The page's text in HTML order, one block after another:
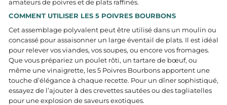
amateurs de poivres et de plats raffinés.
COMMENT UTILISER LES 5 POIVRES BOURBONS
Cet assemblage polyvalent peut être utilisé dans un moulin ou
concassé pour assaisonner un large éventail de plats. Il est idéal
pour relever vos viandes, vos soupes, ou encore vos fromages.
Que vous prépariez un poulet rôti, un tartare de bœuf, ou
même une vinaigrette, les 5 Poivres Bourbons apportent une
touche d’élégance à chaque recette. Pour un dîner sophistiqué,
essayez de l’ajouter à des crevettes sautées ou des tagliatelles
pour une explosion de saveurs exotiques.